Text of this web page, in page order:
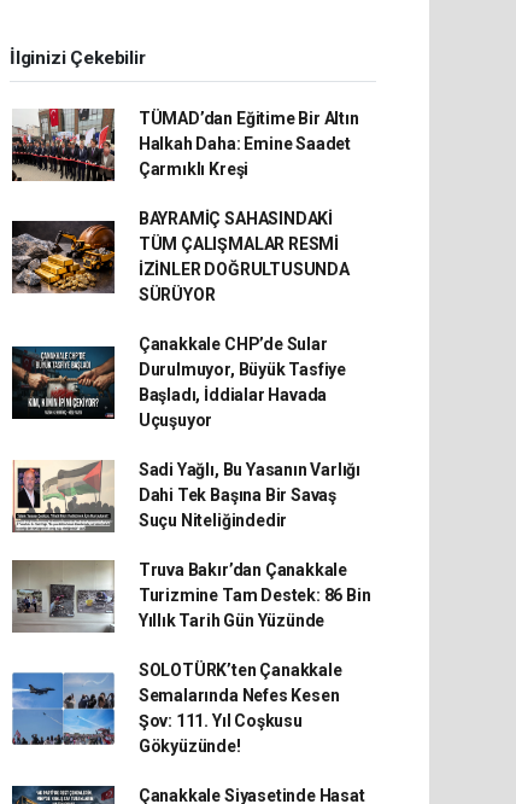
İlginizi Çekebilir
TÜMAD’dan Eğitime Bir Altın
Halkah Daha: Emine Saadet
Çarmıklı Kreşi
BAYRAMİÇ SAHASINDAKİ
TÜM ÇALIŞMALAR RESMİ
İZİNLER DOĞRULTUSUNDA
SÜRÜYOR
Çanakkale CHP’de Sular
Durulmuyor, Büyük Tasfiye
Başladı, İddialar Havada
Uçuşuyor
Sadi Yağlı, Bu Yasanın Varlığı
Dahi Tek Başına Bir Savaş
Suçu Niteliğindedir
Truva Bakır’dan Çanakkale
Turizmine Tam Destek: 86 Bin
Yıllık Tarih Gün Yüzünde
SOLOTÜRK’ten Çanakkale
Semalarında Nefes Kesen
Şov: 111. Yıl Coşkusu
Gökyüzünde!
Çanakkale Siyasetinde Hasat